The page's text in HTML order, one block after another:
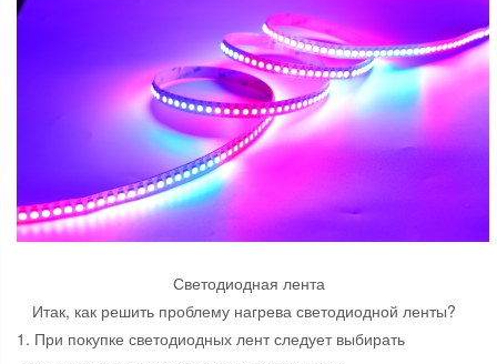
Светодиодная лента
Итак, как решить проблему нагрева светодиодной ленты?
1. При покупке светодиодных лент следует выбирать